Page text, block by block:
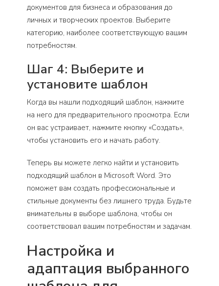
документов для бизнеса и образования до
личных и творческих проектов. Выберите
категорию, наиболее соответствующую вашим
потребностям.
Шаг 4: Выберите и
установите шаблон
Когда вы нашли подходящий шаблон, нажмите
на него для предварительного просмотра. Если
он вас устраивает, нажмите кнопку «Создать»,
чтобы установить его и начать работу.
Теперь вы можете легко найти и установить
подходящий шаблон в Microsoft Word. Это
поможет вам создать профессиональные и
стильные документы без лишнего труда. Будьте
внимательны в выборе шаблона, чтобы он
соответствовал вашим потребностям и задачам.
Настройка и
адаптация выбранного